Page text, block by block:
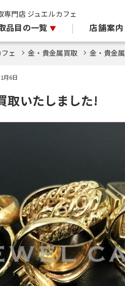
専門店 ジュエルカフェ
品目の一覧 | 店舗案内
ェ 金・貴金属買取 金・貴金
月6日
取いたしました!